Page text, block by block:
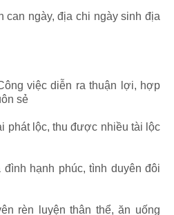
can ngày, địa chi ngày sinh địa
việc diễn ra thuận lợi, hợp
sẻ
phát lộc, thu được nhiều tài lộc
hạnh phúc, tình duyên đôi
rèn luyện thân thể, ăn uống